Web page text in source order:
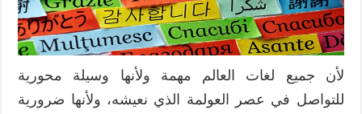
لأن جميع لغات العالم مهمة ولأنها وسيلة محورية
للتواصل في عصر العولمة الذي نعيشه، ولأنها ضرورية